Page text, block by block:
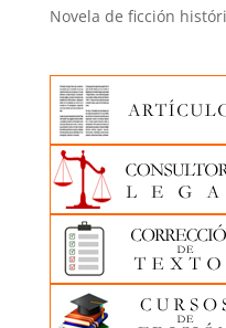
Novela de ficción